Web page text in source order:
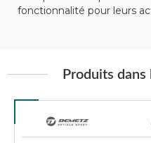
fonctionnalité pour leurs
Produits